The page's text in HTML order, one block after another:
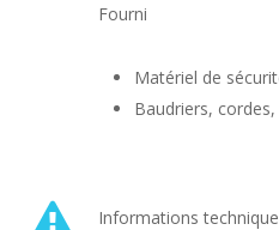
Fourni
Matériel de
Baudriers,
Informations